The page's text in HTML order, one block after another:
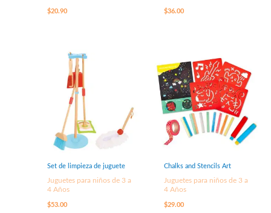
$20.90 $36.00
Set de limpieza de juguete
Juguetes para niños de 3 a
4 Años
$53.00
Chalks and Stencils Art
Juguetes para niños de 3 a
4 Años
$29.00